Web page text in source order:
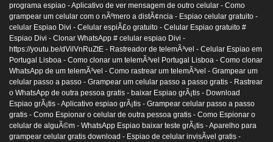
programa espiao -Aplicativo de ver mensagem de outro celular - Como
grampear um celular com o nÃºmero a distÃ¢ncia - Espiao celular gratuito -
celular Espiao Divi - Celular espiÃ£o gratuito - Celular Espiao gratuito #
Espiao Divi - Clonar WhatsApp # celular espiao Divi -
https://youtu.be/dVilVnRuZtE - Rastreador de telemÃ³vel - Celular Espiao em
Portugal Lisboa - Como clonar um telemÃ³vel Portugal Lisboa - Como clonar
WhatsApp de um telemÃ³vel - Como rastrear um telemÃ³vel - Grampear um
celular passo a passo - Grampear um celular passo a passo gratis - Rastrear
o WhatsApp de outra pessoa gratis - baixar Espiao grÃ¡tis - Download
Espiao grÃ¡tis -Aplicativo espiao grÃ¡tis - Grampear celular passo a passo
gratis - Como Espionar o celular de outra pessoa gratis - Como Espionar o
celular de alguÃ©m - WhatsApp Espiao baixar teste grÃ¡tis -Aparelho para
grampear celular gratis download - Espiao de celular invisÃ­vel gratis -